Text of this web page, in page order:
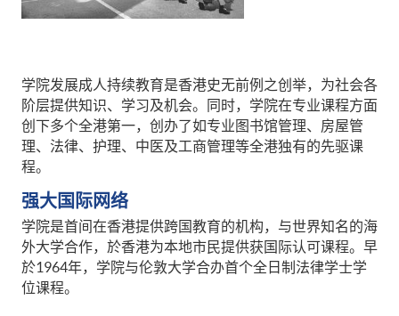
学院发展成人持续教育是香港史无前例之创举，为社会各
阶层提供知识、学习及机会。同时，学院在专业课程方面
创下多个全港第一，创办了如专业图书馆管理、房屋管
理、法律、护理、中医及工商管理等全港独有的先驱课
程。
强大国际网络
学院是首间在香港提供跨国教育的机构，与世界知名的海
外大学合作，於香港为本地市民提供获国际认可课程。早
於1964年，学院与伦敦大学合办首个全日制法律学士学
位课程。